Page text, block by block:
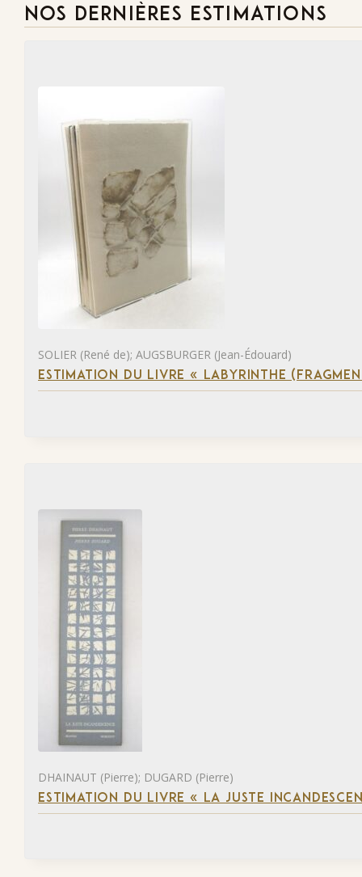
NOS DERNIÈRES ESTIMATIONS
SOLIER (René de); AUGSBURGER (Jean-Édouard)
ESTIMATION DU LIVRE « LABYRINTHE
DHAINAUT (Pierre); DUGARD (Pierre)
ESTIMATION DU LIVRE « LA JUSTE